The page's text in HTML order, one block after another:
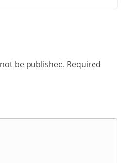
be published. Required